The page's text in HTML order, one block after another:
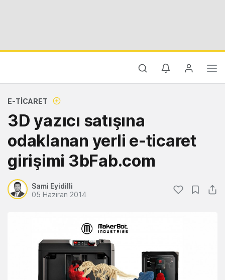
E-TICARET
3D yazıcı satışına
odaklanan yerli e-ticaret
girişimi 3bFab.com
Sami Eyidilli
05 Haziran 2014